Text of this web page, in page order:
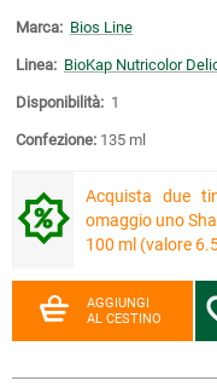
Marca: Bios Line
Linea: BioKap Nutricolor
Disponibilità: 1
Confezione: 135 ml
Acquista due
omaggio uno
100 ml (valore
AGGIUNGI
AL CESTINO